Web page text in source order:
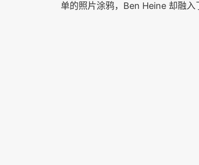
单的照片涂鸦，Ben Heine 却融入